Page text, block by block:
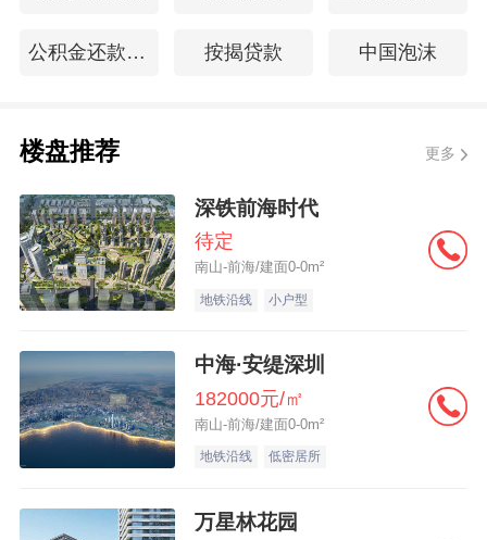
公积金还款方式 按揭贷款 中国泡沫
楼盘推荐 更多
深铁前海时代
待定
南山-前海/建面0-0m²
地铁沿线 小户型
中海·安缇深圳
182000元/㎡
南山-前海/建面0-0m²
地铁沿线 低密居所
万星林花园